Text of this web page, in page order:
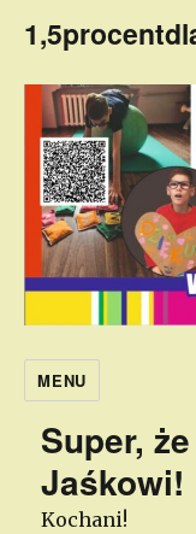
MENU
Super,
Jaśkowi!
Kochani!